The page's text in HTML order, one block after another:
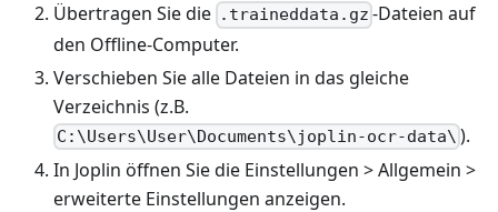
Übertragen Sie die .traineddata.gz -Dateien auf
den Offline-Computer.
Verschieben Sie alle Dateien in das gleiche
Verzeichnis (z.B.
C:\Users\User\Documents\joplin-ocr-data\ ).
In Joplin öffnen Sie die Einstellungen >Allgemein >
erweiterte Einstellungen anzeigen.